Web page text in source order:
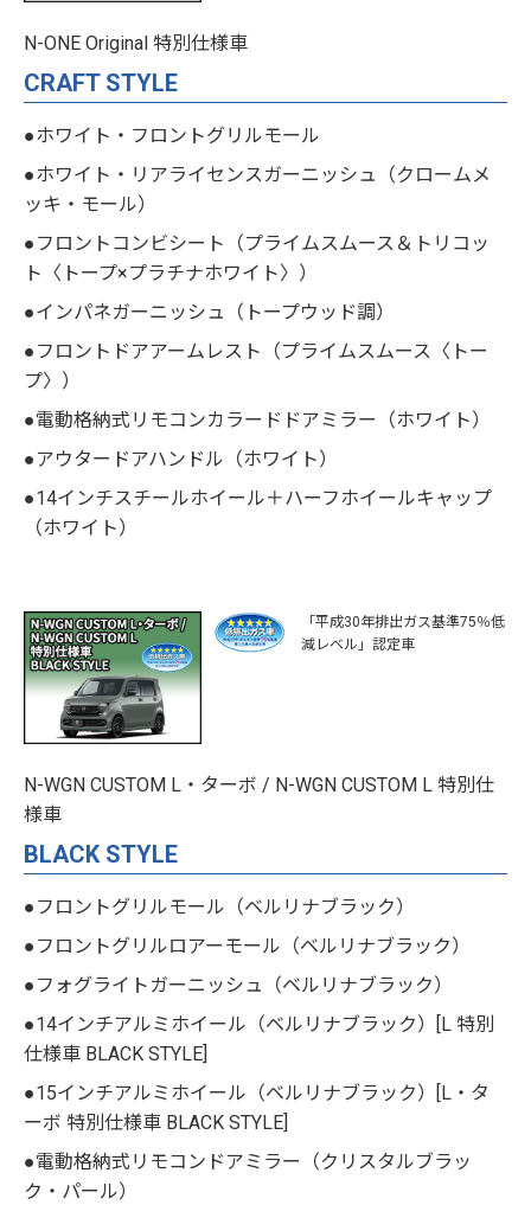
N-ONE Original 特別仕様車
CRAFT STYLE
●ホワイト・フロントグリルモール
●ホワイト・リアライセンスガーニッシュ（クロームメ
ッキ・モール）
●フロントコンビシート（プライムスムース＆トリコッ
ト〈トープ×プラチナホワイト〉）
●インパネガーニッシュ（トープウッド調）
●フロントドアアームレスト（プライムスムース〈トー
プ〉）
●電動格納式リモコンカラードドアミラー（ホワイト）
●アウタードアハンドル（ホワイト）
●14インチスチールホイール＋ハーフホイールキャップ
（ホワイト）
「平成30年排出ガス基準75％低
減レベル」認定車
N-WGN CUSTOM L・ターボ / N-WGN CUSTOM L 特別仕
様車
BLACK STYLE
●フロントグリルモール（ベルリナブラック）
●フロントグリルロアーモール（ベルリナブラック）
●フォグライトガーニッシュ（ベルリナブラック）
●14インチアルミホイール（ベルリナブラック）[L 特別
仕様車 BLACK STYLE]
●15インチアルミホイール（ベルリナブラック）[L・タ
ーボ 特別仕様車 BLACK STYLE]
●電動格納式リモコンドアミラー（クリスタルブラッ
ク・パール）